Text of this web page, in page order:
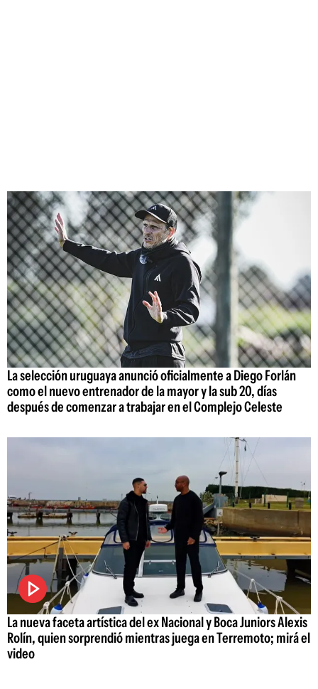
La selección uruguaya anunció oficialmente a Diego Forlán
como el nuevo entrenador de la mayor y la sub 20, días
después de comenzar a trabajar en el Complejo Celeste
La nueva faceta artística del ex Nacional y Boca Juniors Alexis
Rolín, quien sorprendió mientras juega en Terremoto; mirá el
video